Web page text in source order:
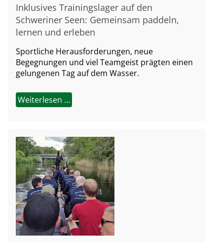
Inklusives Trainingslager auf den
Schweriner Seen: Gemeinsam paddeln,
lernen und erleben
Sportliche Herausforderungen, neue
Begegnungen und viel Teamgeist prägten einen
gelungenen Tag auf dem Wasser.
Weiterlesen …